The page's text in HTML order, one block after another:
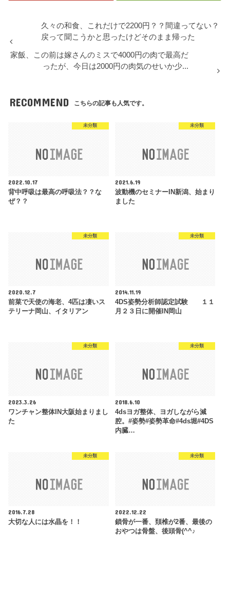
久々の和食、これだけで2200円？？間違ってない？
戻って聞こうかと思ったけどそのまま帰った
家飯、この前は嫁さんのミスで4000円の肉で最高だ
ったが、今日は2000円の肉気のせいか少...
RECOMMEND こちらの記事も人気です。
未分類
2022.10.17
背中呼吸は最高の呼吸法？？な
ぜ？？
未分類
2021.6.19
波動機のセミナーIN新潟、始まり
ました
未分類
2020.12.7
前菜で天使の海老、4匹は凄いス
テリーナ岡山、イタリアン
未分類
2014.11.19
4DS姿勢分析師認定試験 １１
月２３日に開催IN岡山
未分類
2023.3.26
ワンチャン整体IN大阪始まりまし
た
未分類
2018.6.10
4dsヨガ整体、ヨガしながら減
腔。#姿勢#姿勢革命#4ds堀#4DS
内臓…
未分類
2016.7.28
大切な人には水晶を！！
未分類
2022.12.22
鎖骨が一番、頚椎が2番、最後の
おやつは骨盤、後頭骨(^^♪